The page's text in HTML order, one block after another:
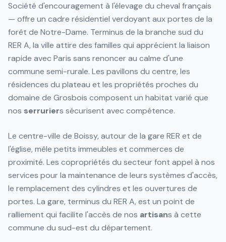
Société d'encouragement à l'élevage du cheval français
— offre un cadre résidentiel verdoyant aux portes de la
forêt de Notre-Dame. Terminus de la branche sud du
RER A, la ville attire des familles qui apprécient la liaison
rapide avec Paris sans renoncer au calme d'une
commune semi-rurale. Les pavillons du centre, les
résidences du plateau et les propriétés proches du
domaine de Grosbois composent un habitat varié que
nos serruriers sécurisent avec compétence.
Le centre-ville de Boissy, autour de la gare RER et de
l'église, mêle petits immeubles et commerces de
proximité. Les copropriétés du secteur font appel à nos
services pour la maintenance de leurs systèmes d'accès,
le remplacement des cylindres et les ouvertures de
portes. La gare, terminus du RER A, est un point de
ralliement qui facilite l'accès de nos artisans à cette
commune du sud-est du département.